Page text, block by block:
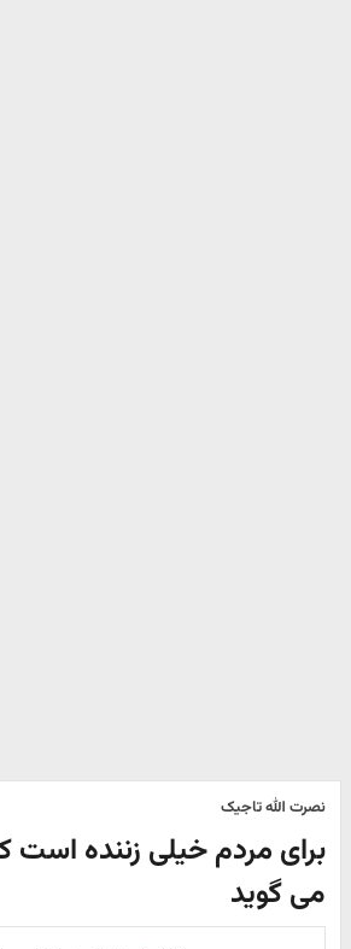
نصرت الله تاجیک
برای مردم خیلی زننده است
می گوید